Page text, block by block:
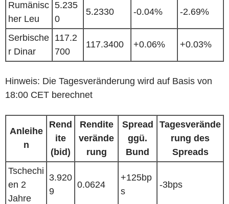
Rumänisc
her Leu
5.235
0
5.2330 -0.04% -2.69%
Serbische
r Dinar
117.2
700
117.3400 +0.06% +0.03%
Hinweis: Die Tagesveränderung wird auf Basis von
18:00 CET berechnet
Anleihe
n
Rend
ite
(bid)
Rendite
verände
rung
Spread
ggü.
Bund
Tagesverände
rung des
Spreads
Tschechi
en 2
Jahre
3.920
9
0.0624
+125bp
s
-3bps